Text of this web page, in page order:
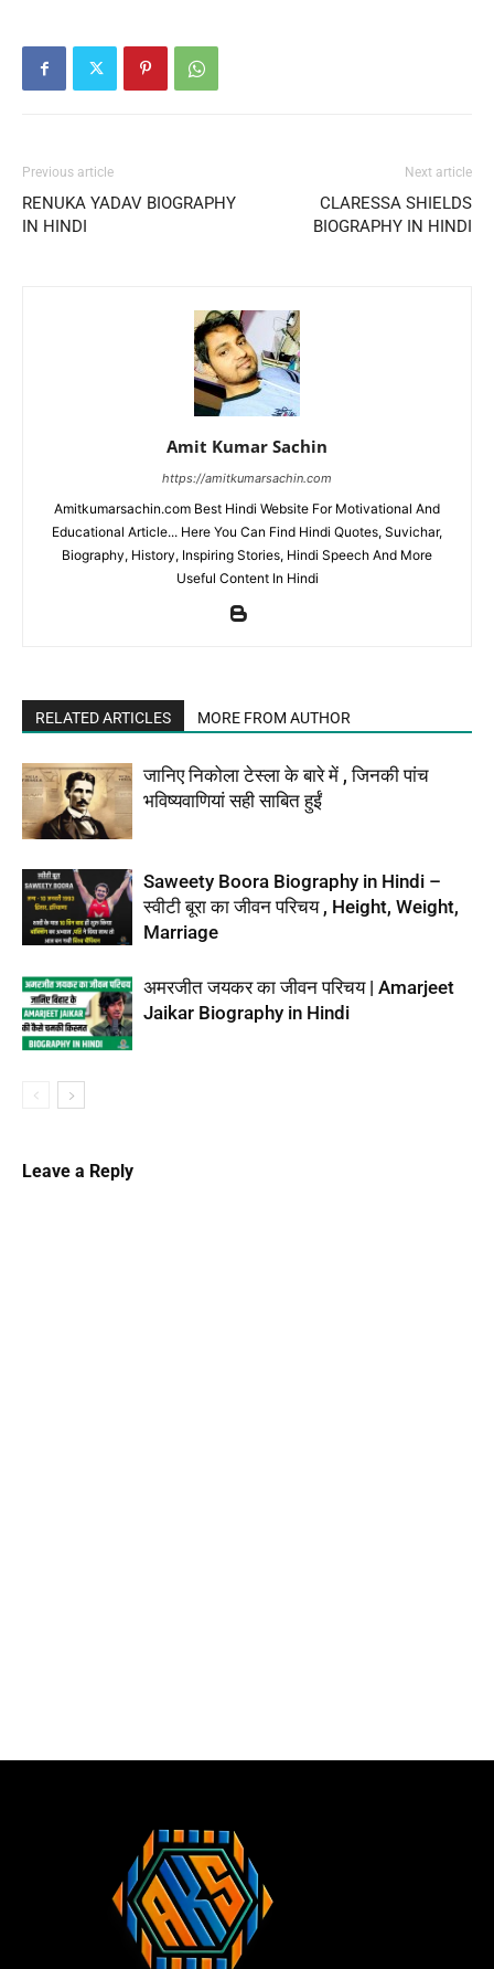
Previous article
RENUKA YADAV BIOGRAPHY
IN HINDI
Next article
CLARESSA SHIELDS
BIOGRAPHY IN HINDI
Amit Kumar Sachin
https://amitkumarsachin.com
Amitkumarsachin.com Best Hindi Website For Motivational And
Educational Article... Here You Can Find Hindi Quotes, Suvichar,
Biography, History, Inspiring Stories, Hindi Speech And More
Useful Content In Hindi
RELATED ARTICLES MORE FROM AUTHOR
जानिए निकोला टेस्ला के बारे में , जिनकी पांच
भविष्यवाणियां सही साबित हुईं
Saweety Boora Biography in Hindi –
स्वीटी बूरा का जीवन परिचय , Height, Weight,
Marriage
अमरजीत जयकर का जीवन परिचय | Amarjeet
Jaikar Biography in Hindi
Leave a Reply